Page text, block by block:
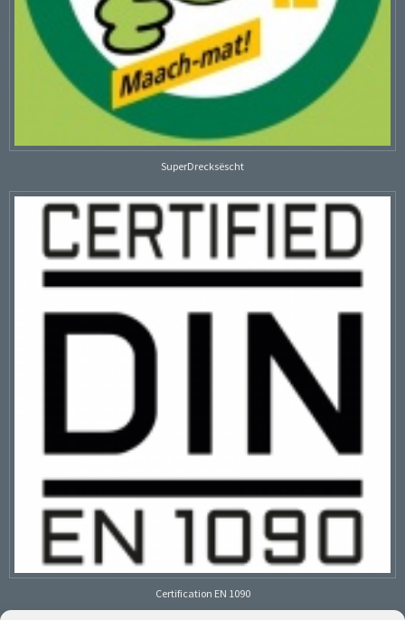
SuperDrecksëscht
Certification EN 1090